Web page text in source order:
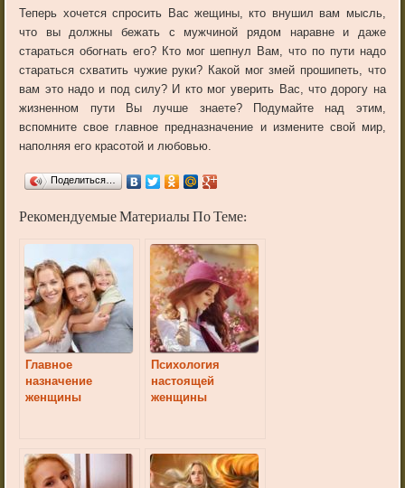
Теперь хочется спросить Вас жещины, кто внушил вам мысль,
что вы должны бежать с мужчиной рядом наравне и даже
стараться обогнать его? Кто мог шепнул Вам, что по пути надо
стараться схватить чужие руки? Какой мог змей прошипеть, что
вам это надо и под силу? И кто мог уверить Вас, что дорогу на
жизненном пути Вы лучше знаете? Подумайте над этим,
вспомните свое главное предназначение и измените свой мир,
наполняя его красотой и любовью.
Поделиться…
Рекомендуемые Материалы По Теме:
Главное
назначение
женщины
Психология
настоящей
женщины